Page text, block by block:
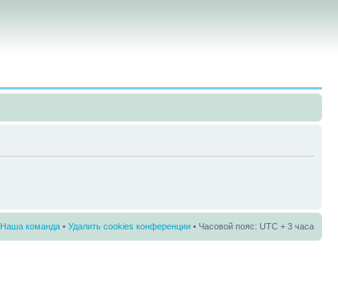
Наша команда • Удалить cookies конференции • Часовой пояс: UTC + 3 часа